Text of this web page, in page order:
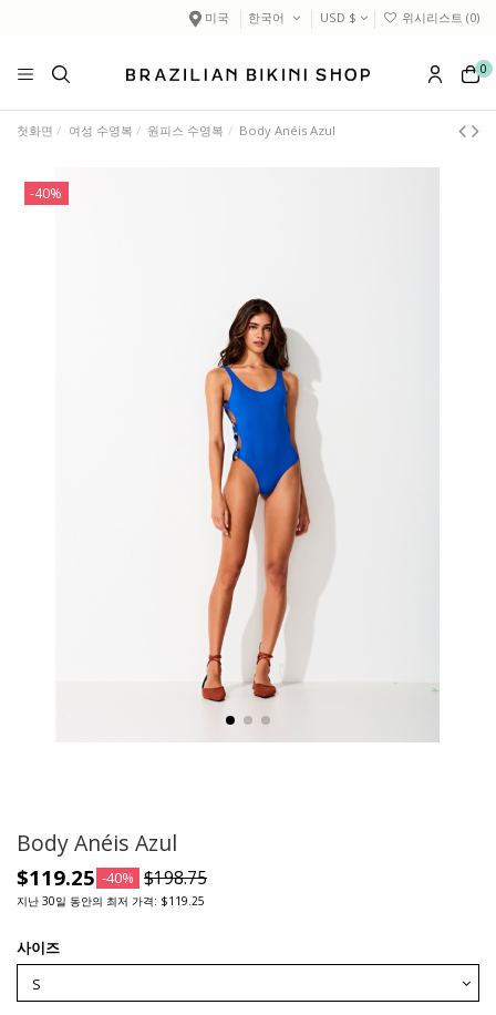
미국 한국어 USD $ 위시리스트 (0)
0
첫화면 여성 수영복 원피스 수영복 Body Anéis Azul
-40%
Body Anéis Azul
$119.25 -40% $198.75
지난 30일 동안의 최저 가격: $119.25
사이즈